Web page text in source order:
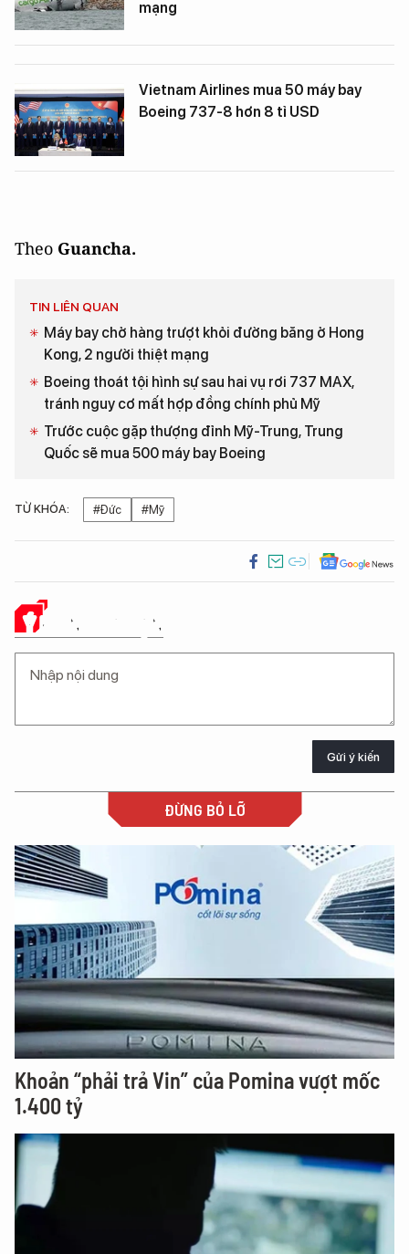
mạng
Vietnam Airlines mua 50 máy bay
Boeing 737-8 hơn 8 tỉ USD
Theo Guancha.
TIN LIÊN QUAN
Máy bay chở hàng trượt khỏi đường băng ở Hong
Kong, 2 người thiệt mạng
Boeing thoát tội hình sự sau hai vụ rơi 737 MAX,
tránh nguy cơ mất hợp đồng chính phủ Mỹ
Trước cuộc gặp thượng đỉnh Mỹ-Trung, Trung
Quốc sẽ mua 500 máy bay Boeing
TỪ KHÓA: #Đức #Mỹ
Ý KIẾN CỦA BẠN
Gửi ý kiến
ĐỪNG BỎ LỠ
Khoản “phải trả Vin” của Pomina vượt mốc
1.400 tỷ